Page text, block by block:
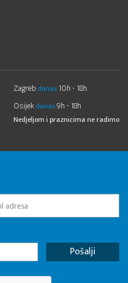
Zagreb danas 10h - 18h
Osijek danas9h - 18h
Nedjeljom i praznicima ne radimo